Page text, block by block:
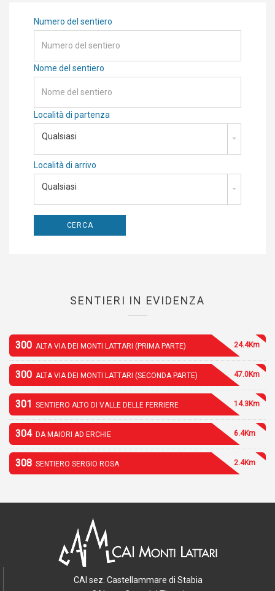
Numero del sentiero
Nome del sentiero
Località di partenza
Qualsiasi
Località di arrivo
Qualsiasi
SENTIERI IN EVIDENZA
300 ALTA VIA DEI MONTI LATTARI (PRIMA PARTE) 24.4Km
300 ALTA VIA DEI MONTI LATTARI (SECONDA PARTE) 47.0Km
301 SENTIERO ALTO DI VALLE DELLE FERRIERE 14.3Km
304 DA MAIORI AD ERCHIE 6.4Km
308 SENTIERO SERGIO ROSA 2.4Km
CAI sez. Castellammare di Stabia